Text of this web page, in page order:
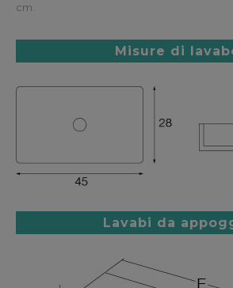
cm.
Misure di
Lavabi da